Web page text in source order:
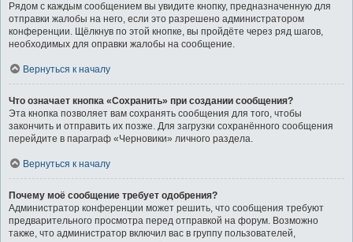
Рядом с каждым сообщением вы увидите кнопку, предназначенную для
отправки жалобы на него, если это разрешено администратором
конференции. Щёлкнув по этой кнопке, вы пройдёте через ряд шагов,
необходимых для оправки жалобы на сообщение.
Вернуться к началу
Что означает кнопка «Сохранить» при создании сообщения?
Эта кнопка позволяет вам сохранять сообщения для того, чтобы
закончить и отправить их позже. Для загрузки сохранённого сообщения
перейдите в параграф «Черновики» личного раздела.
Вернуться к началу
Почему моё сообщение требует одобрения?
Администратор конференции может решить, что сообщения требуют
предварительного просмотра перед отправкой на форум. Возможно
также, что администратор включил вас в группу пользователей,